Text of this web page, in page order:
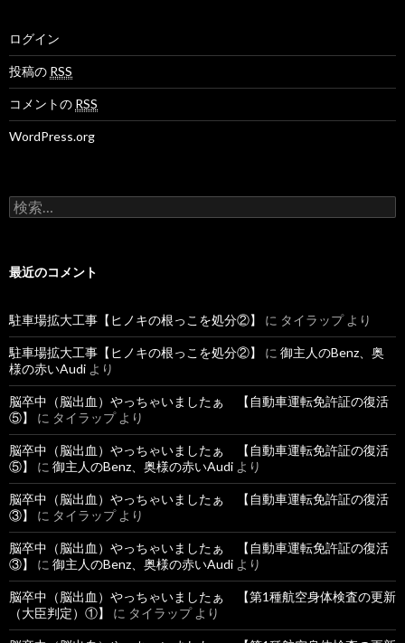
ログイン
投稿の RSS
コメントの RSS
WordPress.org
検
索
最近のコメント
駐車場拡大工事【ヒノキの根っこを処分②】 に タイラップより
駐車場拡大工事【ヒノキの根っこを処分②】 に 御主人のBenz、奥
様の赤いAudi より
脳卒中（脳出血）やっちゃいましたぁ 【自動車運転免許証の復活
⑤】
に タイラップより
脳卒中（脳出血）やっちゃいましたぁ 【自動車運転免許証の復活
⑤】
に 御主人のBenz、奥様の赤いAudi より
脳卒中（脳出血）やっちゃいましたぁ 【自動車運転免許証の復活
③】
に タイラップより
脳卒中（脳出血）やっちゃいましたぁ 【自動車運転免許証の復活
③】
に 御主人のBenz、奥様の赤いAudi より
脳卒中（脳出血）やっちゃいましたぁ 【第1種航空身体検査の更新
（大臣判定）①】
に タイラップより